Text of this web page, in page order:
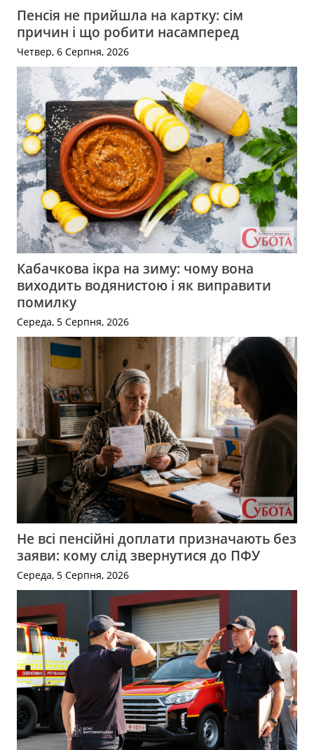
Пенсія не прийшла на картку: сім
причин і що робити насамперед
Четвер, 6 Серпня, 2026
Кабачкова ікра на зиму: чому вона
виходить водянистою і як виправити
помилку
Середа, 5 Серпня, 2026
Не всі пенсійні доплати призначають без
заяви: кому слід звернутися до ПФУ
Середа, 5 Серпня, 2026